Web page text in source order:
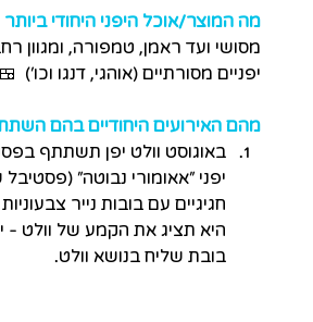
מה המוצר/אוכל היפני היחודי
מסושי ועד ראמן, טמפורה, ומגוון
יפניים מסורתיים (אוהגי, דנגו וכו')  🍱
מהם האירועים היחודיים בהם
באוגוסט וולט יפן תשתתף
יפני ״אאומורי נבוטה״
חגיגיים עם בובות נייר
היא תציג את הקמע של וולט -
בובת שליח בנושא וולט.